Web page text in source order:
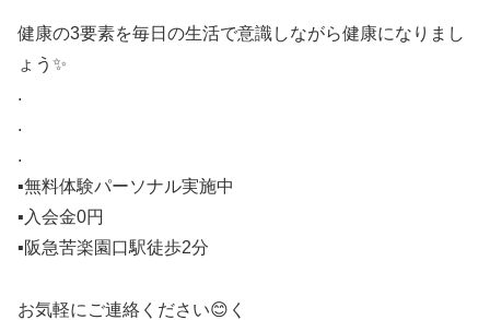
健康の3要素を毎日の生活で意識しながら健康になりまし
ょう✨
.
.
.
▪️無料体験パーソナル実施中
▪️入会金0円
▪️阪急苦楽園口駅徒歩2分
お気軽にご連絡ください😊く